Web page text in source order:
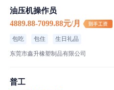
油压机操作员
4889.88-7099.88元/月
包吃 包住 生日礼品
东莞市鑫升橡塑制品有限公司
普工